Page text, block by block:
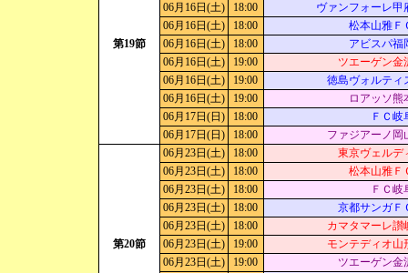
第19節
06月16日(土)
18:00
ヴァンフォーレ甲
06月16日(土)
18:00
松本山雅Ｆ
06月16日(土)
18:00
アビスパ福
06月16日(土)
19:00
ツエーゲン金
06月16日(土)
19:00
徳島ヴォルティ
06月16日(土)
19:00
ロアッソ熊
06月17日(日)
18:00
ＦＣ岐
06月17日(日)
18:00 ファジアーノ岡
第20節
06月23日(土) 18:00
東京ヴェルデ
06月23日(土)
18:00
松本山雅Ｆ
06月23日(土)
18:00
ＦＣ岐
06月23日(土)
18:00
京都サンガＦ
06月23日(土)
18:00
カマタマーレ讃
06月23日(土)
19:00
モンテディオ山
06月23日(土)
19:00
ツエーゲン金